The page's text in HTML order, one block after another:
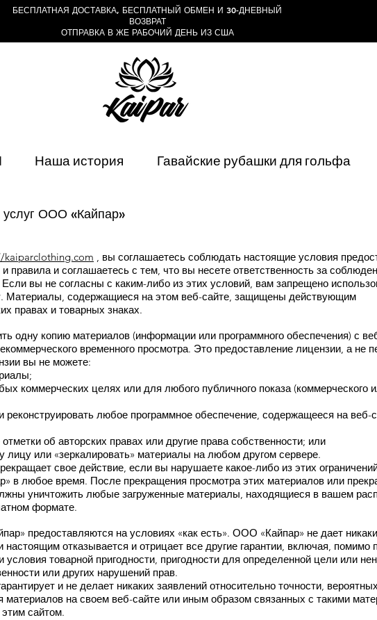
БЕСПЛАТНАЯ ДОСТАВКА, БЕСПЛАТНЫЙ ОБМЕН И 30-ДНЕВНЫЙ
ВОЗВРАТ
ОТПРАВКА В ЖЕ РАБОЧИЙ ДЕНЬ ИЗ США
Наша история Гавайские рубашки для гольфа
услуг ООО «Кайпар»
kaiparclothing.com , вы соглашаетесь соблюдать настоящие условия
правила и соглашаетесь с тем, что вы несете ответственность за
вы не согласны с каким-либо из этих условий, вам запрещено
Материалы, содержащиеся на этом веб-сайте, защищены действующим
правах и товарных знаках.
одну копию материалов (информации или программного обеспечения) с
временного просмотра. Это предоставление лицензии, а не
вы не можете:
коммерческих целях или для любого публичного показа (коммерческого
реконструировать любое программное обеспечение, содержащееся на веб-
об авторских правах или другие права собственности; или
лицу или «зеркалировать» материалы на любом другом сервере.
свое действие, если вы нарушаете какое-либо из этих
в любое время. После прекращения просмотра этих материалов или
уничтожить любые загруженные материалы, находящиеся в вашем
формате.
предоставляются на условиях «как есть». ООО «Кайпар» не дает
отказывается и отрицает все другие гарантии, включая, помимо
условия товарной пригодности, пригодности для определенной цели или
или других нарушений прав.
и не делает никаких заявлений относительно точности,
материалов на своем веб-сайте или иным образом связанных с такими
сайтом.